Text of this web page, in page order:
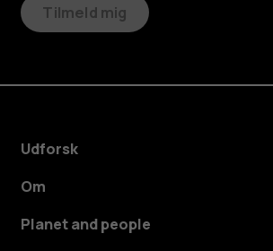
Tilmeld mig
Udforsk
Om
Planet and people